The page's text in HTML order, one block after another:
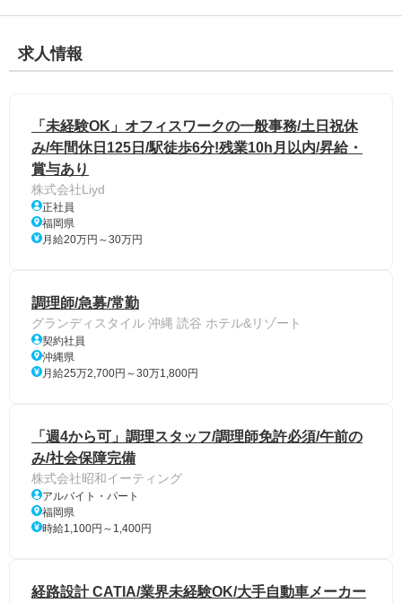
求人情報
「未経験OK」オフィスワークの一般事務/土日祝休
み/年間休日125日/駅徒歩6分!残業10h月以内/昇給・
賞与あり
株式会社Liyd
正社員
福岡県
月給20万円～30万円
調理師/急募/常勤
グランディスタイル 沖縄 読谷 ホテル&リゾート
契約社員
沖縄県
月給25万2,700円～30万1,800円
「週4から可」調理スタッフ/調理師免許必須/午前の
み/社会保障完備
株式会社昭和イーティング
アルバイト・パート
福岡県
時給1,100円～1,400円
経路設計 CATIA/業界未経験OK/大手自動車メーカー